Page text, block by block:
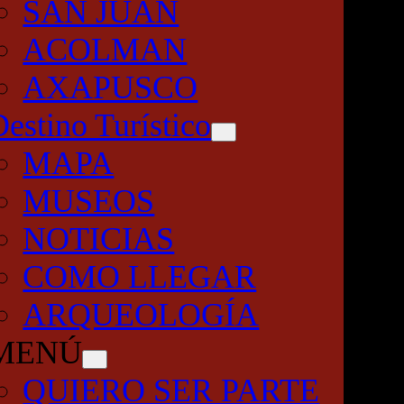
SAN JUAN
ACOLMAN
AXAPUSCO
Turístico
MAPA
MUSEOS
NOTICIAS
COMO LLEGAR
ARQUEOLOGÍA
QUIERO SER PARTE